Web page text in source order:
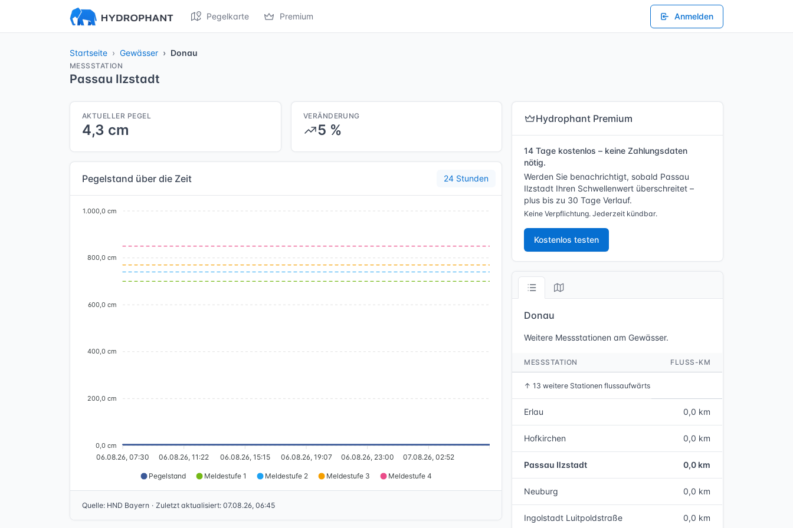
Anmelden
Pegelkarte Premium
Startseite Gewässer Donau
MESSSTATION
Passau Ilzstadt
AKTUELLER PEGEL
4,3 cm
VERÄNDERUNG
5 %
Pegelstand über die Zeit 24 Stunden
1.000,0 cm
800,0 cm
600,0 cm
400,0 cm
200,0 cm
0,0 cm
06.08.26, 07:30 06.08.26, 11:22 06.08.26, 15:15 06.08.26, 19:07 06.08.26, 23:00 07.08.26, 02:52
Pegelstand Meldestufe 1 Meldestufe 2 Meldestufe 3 Meldestufe 4
Quelle: HND Bayern · Zuletzt aktualisiert: 07.08.26, 06:45
Hydrophant Premium
14 Tage kostenlos – keine Zahlungsdaten
nötig.
Werden Sie benachrichtigt, sobald Passau
Ilzstadt Ihren Schwellenwert überschreitet –
plus bis zu 30 Tage Verlauf.
Keine Verpflichtung. Jederzeit kündbar.
Kostenlos testen
Donau
Weitere Messstationen am Gewässer.
MESSSTATION FLUSS-KM
↑13 weitere Stationen flussaufwärts
Erlau 0,0 km
Hofkirchen 0,0 km
Passau Ilzstadt 0,0 km
Neuburg 0,0 km
Ingolstadt Luitpoldstraße 0,0 km